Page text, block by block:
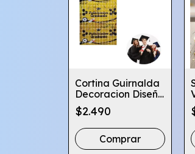
Cortina Guirnalda
Decoracion Diseño
Graduacion
Globifiesta
$2.490
Comprar